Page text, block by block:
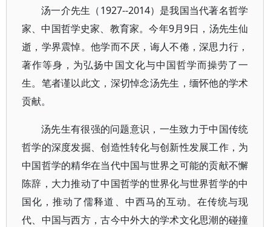
汤一介先生（1927--2014）是我国当代著名哲学
家、中国哲学史家、教育家。今年9月9日，汤先生仙
逝，学界震悼。他学而不厌，诲人不倦，深思力行，
著作等身，为弘扬中国文化与中国哲学而操劳了一
生。笔者谨以此文，深切悼念汤先生，缅怀他的学术
贡献。
汤先生有很强的问题意识，一生致力于中国传统
哲学的深度发掘、创造性转化与创新性发展工作，为
中国哲学的精华在当代中国与世界之可能的贡献不懈
陈辞，大力推动了中国哲学的世界化与世界哲学的中
国化，推动了儒释道、中西马的互动。在传统与现
代、中国与西方，古今中外大的学术文化思潮的碰撞